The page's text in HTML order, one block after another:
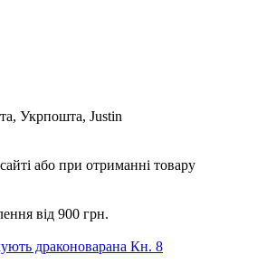
Укрпошта, Justin
або при отриманні товару
від 900 грн.
драконоварана Кн. 8